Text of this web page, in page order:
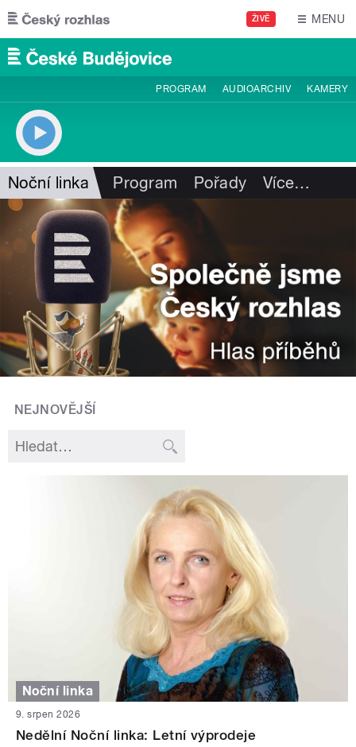
Přejít k hlavnímu obsahu
ŽIVĚ MENU
PROGRAM AUDIOARCHIV KAMERY
Noční linka Program Pořady Více…
NEJNOVĚJŠÍ
Noční linka
9. srpen 2026
Nedělní Noční linka: Letní výprodeje